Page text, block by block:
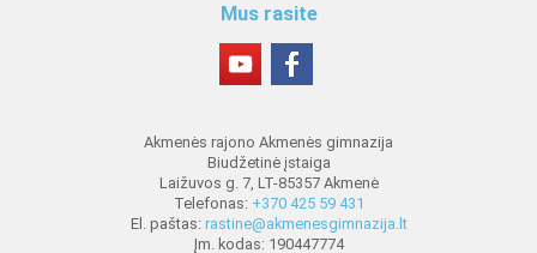
Mus rasite
Akmenės rajono Akmenės gimnazija
Biudžetinė įstaiga
Laižuvos g. 7, LT-85357 Akmenė
Telefonas: +370 425 59 431
El. paštas: rastine@akmenesgimnazija.lt
Įm. kodas: 190447774